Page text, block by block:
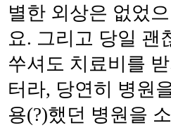
별한 외상은 없었
요. 그리고 당일 괜
쑤셔도 치료비를
터라, 당연히 병원
용(?)했던 병원을